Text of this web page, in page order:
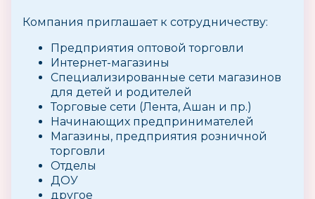
Компания приглашает к сотрудничеству:
Предприятия оптовой торговли
Интернет-магазины
Специализированные сети магазинов
для детей и родителей
Торговые сети (Лента, Ашан и пр.)
Начинающих предпринимателей
Магазины, предприятия розничной
торговли
Отделы
ДОУ
другое